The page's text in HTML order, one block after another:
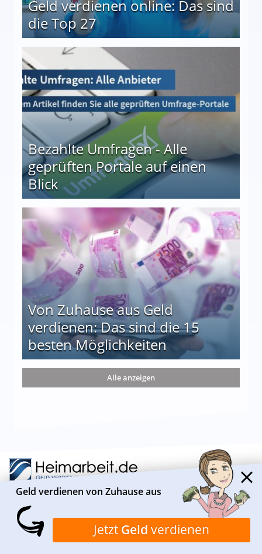
Geld verdienen online: Das sind
die Top 27
Bezahlte Umfragen - Alle
geprüften Portale auf einen
Blick
auf einen Blick
Von Zuhause aus Geld
verdienen: Das sind die 15
besten Möglichkeiten
die 15 besten Möglichkeiten
Alle anzeigen
ÜBER HEIMARBEIT.DE
Heimarbeit.de ist ein Informationsportal, das sich
Geld verdienen von Zuhause aus
Jetzt Geld verdienen